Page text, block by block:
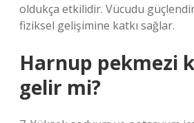
oldukça etkilidir. Vücudu
fiziksel gelişimine katkı sağlar.
Harnup pekmezi
gelir mi?